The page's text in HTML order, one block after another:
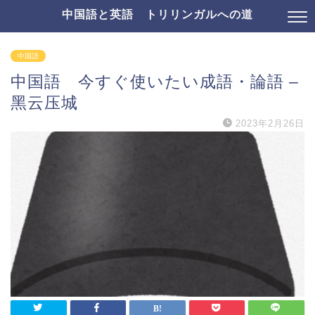
中国語と英語 トリリンガルへの道
中国語
中国語 今すぐ使いたい成語・論語 –
黑云压城
2023年2月26日